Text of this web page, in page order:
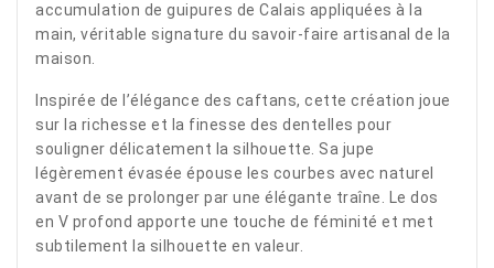
accumulation de guipures de Calais appliquées à la
main, véritable signature du savoir-faire artisanal de la
maison.
Inspirée de l’élégance des caftans, cette création joue
sur la richesse et la finesse des dentelles pour
souligner délicatement la silhouette. Sa jupe
légèrement évasée épouse les courbes avec naturel
avant de se prolonger par une élégante traîne. Le dos
en V profond apporte une touche de féminité et met
subtilement la silhouette en valeur.